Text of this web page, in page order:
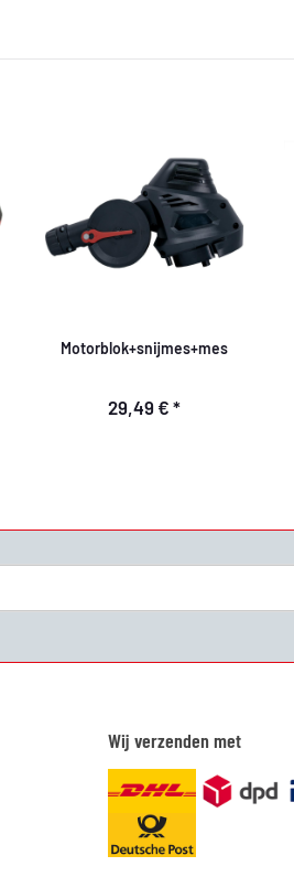
Motorblok+snijmes+mes
29,49 € *
Wij verzenden met